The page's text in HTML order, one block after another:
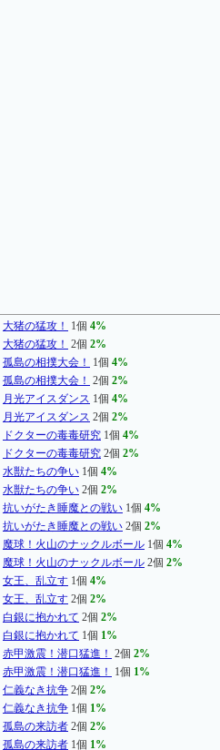
大猪の猛攻！ 1個 4%
大猪の猛攻！ 2個 2%
孤島の相撲大会！ 1個 4%
孤島の相撲大会！ 2個 2%
月光アイスダンス 1個 4%
月光アイスダンス 2個 2%
ドクターの毒毒研究 1個 4%
ドクターの毒毒研究 2個 2%
水獣たちの争い 1個 4%
水獣たちの争い 2個 2%
抗いがたき睡魔との戦い 1個 4%
抗いがたき睡魔との戦い 2個 2%
魔球！火山のナックルボール 1個 4%
魔球！火山のナックルボール 2個 2%
女王、乱立す 1個 4%
女王、乱立す 2個 2%
白銀に抱かれて 2個 2%
白銀に抱かれて 1個 1%
赤甲激震！潜口猛進！ 2個 2%
赤甲激震！潜口猛進！ 1個 1%
仁義なき抗争 2個 2%
仁義なき抗争 1個 1%
孤島の来訪者 2個 2%
孤島の来訪者 1個 1%